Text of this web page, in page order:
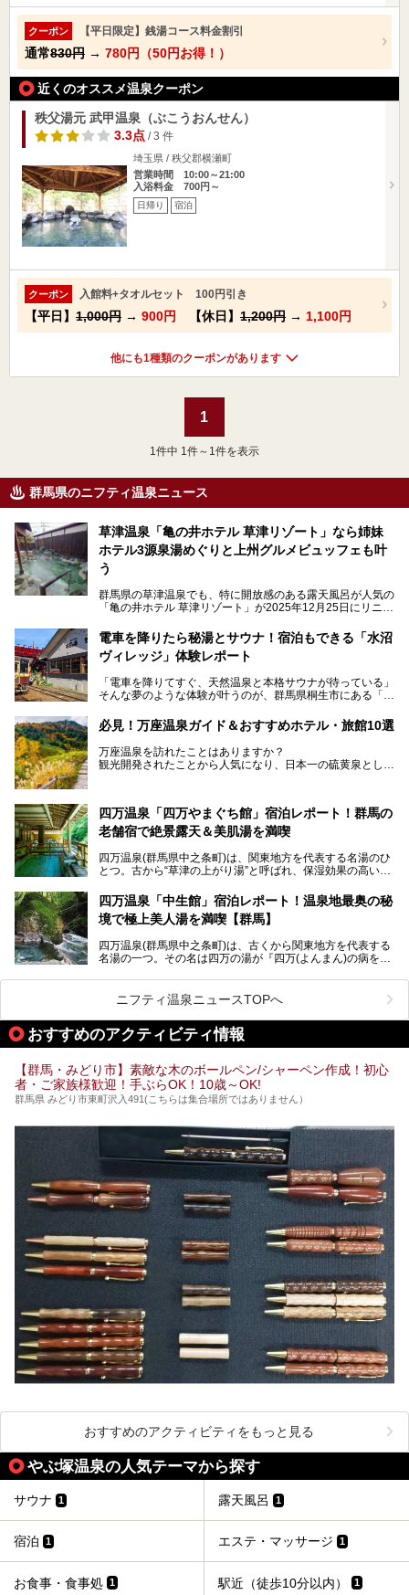
クーポン 【平日限定】銭湯コース料金割引
通常830円 → 780円（50円お得！）
近くのオススメ温泉クーポン
秩父湯元 武甲温泉（ぶこうおんせん）
3.3点/ 3 件
埼玉県 / 秩父郡横瀬町
営業時間 10:00～21:00
入浴料金 700円～
日帰り 宿泊
クーポン 入館料+タオルセット 100円引き
【平日】 1,000円 → 900円 【休日】 1,200円 → 1,100円
他にも1種類のクーポンがあります
1
1 件中 1件～1件を表示
群馬県のニフティ温泉ニュース
草津温泉「亀の井ホテル 草津リゾート」なら姉妹
ホテル3源泉湯めぐりと上州グルメビュッフェも叶
う
群馬県の草津温泉でも、特に開放感のある露天風呂が人気の
「亀の井ホテル 草津リゾート」が2025年12月25日にリニュ
ロビーや客室が綺麗になって、上州グルメにこだわったビュ
ッフェも人気！アクセスはシャトルバスで楽々、さらに草津
温泉にある姉妹ホテルの「草津温泉 大東舘」「亀の井ホテ
今回はそんな「亀の井ホテル 草津リゾート」を徹底レポー
───
提供元：アイコニア・ホスピタリティ株式会社【PR】
この記事は亀の井ホテル 草津リゾートのPR記事です。
電車を降りたら秘湯とサウナ！宿泊もできる「水沼
ヴィレッジ」体験レポート
「電車を降りてすぐ、天然温泉と本格サウナが待っている」
そんな夢のような体験が叶うのが、群馬県桐生市にある「駅
日帰り温泉の「水沼の湯」と宿泊もできる「サウナの森」、
２つのエリアがあります。
今回は、その中でも特にユニークな駅直結の「水沼の湯」の
魅力に焦点を当て、温泉好き、サウナー、そして電車旅好き
必見！万座温泉ガイド＆おすすめホテル・旅館10選
万座温泉を訪れたことはありますか？
観光開発されたことから人気になり、日本一の硫黄泉として
も多いかもしれません。
そこで筆者である私が実際に行ってみました！万座温泉の楽
しみ方や周辺の観光地を解説します。
また、日帰り入浴できる温泉から混浴可能な温泉まで、おす
すめの入浴施設もご紹介します！
四万温泉「四万やまぐち館」宿泊レポート！群馬の
老舗宿で絶景露天＆美肌湯を満喫
四万温泉(群馬県中之条町)は、関東地方を代表する名湯のひ
とつ。古から“草津の上がり湯”と呼ばれ、保湿効果の高い美
「四万やまぐち館」は、この地を代表する旅館の一つ。日帰
り入浴も可能ですが、やはり宿泊してじっくり楽しむのがベ
肌湯をはじめ、館内の魅力をたっぷりとご紹介します！
四万温泉「中生館」宿泊レポート！温泉地最奥の秘
境で極上美人湯を満喫【群馬】
四万温泉(群馬県中之条町)は、古くから関東地方を代表する
名湯の一つ。その名は四万の湯が『四万(よんまん)の病を癒
観光客で賑わう人気温泉地です。
「中生館」は四万温泉最奥に位置し、秘境感漂う老舗宿。泉
質の良さ(特に美人湯効果)に定評があり、知る人ぞ知る穴場
的存在です。今回は筆者自ら宿泊し、自慢の温泉をはじめ食
事・客室・共有スペースなど、宿の全貌を徹底紹介します。
ニフティ温泉ニュースTOPへ
おすすめのアクティビティ情報
【群馬・みどり市】素敵な木のボールペン/シャーペン作成！初心
者・ご家族様歓迎！手ぶらOK！10歳～OK!
群馬県 みどり市東町沢入491(こちらは集合場所ではありません）
おすすめのアクティビティをもっと見る
やぶ塚温泉の人気テーマから探す
サウナ 1 露天風呂 1
宿泊 1 エステ・マッサージ 1
お食事・食事処 1 駅近（徒歩10分以内） 1